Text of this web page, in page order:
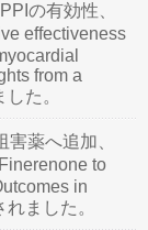
の有効性、
effectiveness
from a
た。
薬へ追加、
to
in
ました。